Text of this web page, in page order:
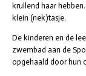
krullend haar
klein (nek)tasje.
De kinderen en de
zwembad aan de
opgehaald door hun